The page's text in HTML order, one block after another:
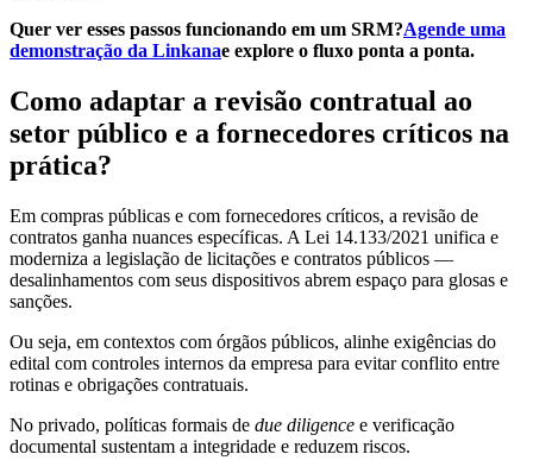
Quer ver esses passos funcionando em um SRM?Agende uma
demonstração da Linkanae explore o fluxo ponta a ponta.
Como adaptar a revisão contratual ao
setor público e a fornecedores críticos na
prática?
Em compras públicas e com fornecedores críticos, a revisão de
contratos ganha nuances específicas. A Lei 14.133/2021 unifica e
moderniza a legislação de licitações e contratos públicos —
desalinhamentos com seus dispositivos abrem espaço para glosas e
sanções.
Ou seja, em contextos com órgãos públicos, alinhe exigências do
edital com controles internos da empresa para evitar conflito entre
rotinas e obrigações contratuais.
No privado, políticas formais de due diligence e verificação
documental sustentam a integridade e reduzem riscos.